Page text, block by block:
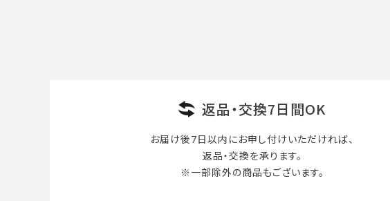
返品・交換7日間OK
お届け後7日以内にお申し付けいただければ、
返品・交換を承ります。
※一部除外の商品もございます。